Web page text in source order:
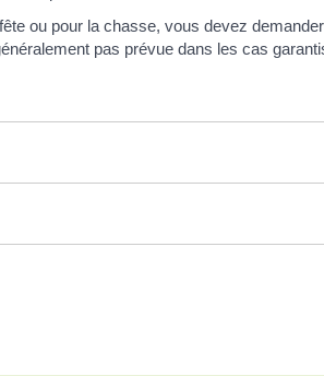
ou pour la chasse, vous devez
pas prévue dans les cas